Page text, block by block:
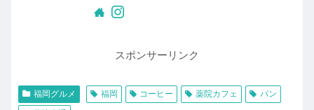
スポンサーリンク
福岡グルメ 福岡 コーヒー 薬院カフェ
パン